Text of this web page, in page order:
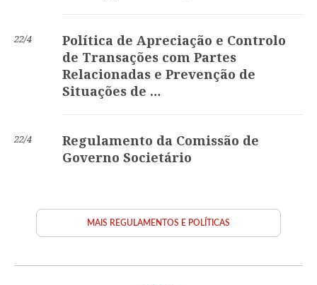
22/4
Política de Apreciação e Controlo
de Transações com Partes
Relacionadas e Prevenção de
Situações de …
22/4
Regulamento da Comissão de
Governo Societário
MAIS REGULAMENTOS E POLÍTICAS